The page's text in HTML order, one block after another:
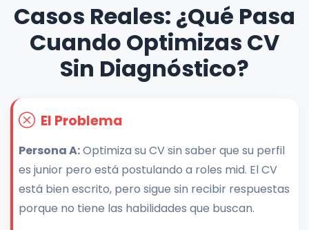
Casos Reales: ¿Qué Pasa
Cuando Optimizas CV
Sin Diagnóstico?
El Problema
Persona A:Optimiza su CV sin saber que su perfil
es junior pero está postulando a roles mid. El CV
está bien escrito, pero sigue sin recibir respuestas
porque no tiene las habilidades que buscan.